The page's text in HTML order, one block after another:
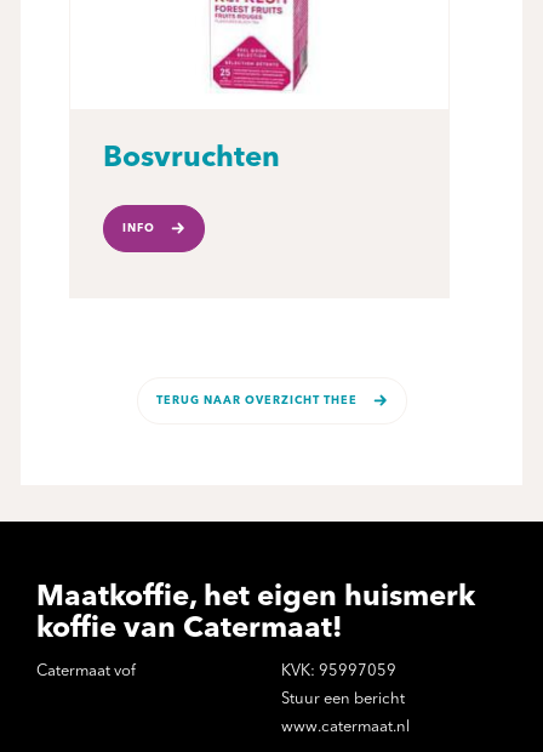
Bosvruchten
INFO
TERUG NAAR OVERZICHT THEE
Maatkoffie, het eigen huismerk
koffie van Catermaat!
Catermaat vof
KVK: 95997059
Stuur een bericht
www.catermaat.nl